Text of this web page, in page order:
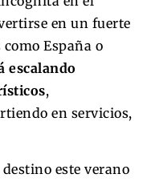
en un fuerte
España o
escalando
,
en servicios,
este verano